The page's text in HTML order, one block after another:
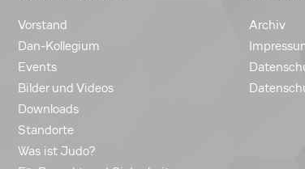
Vorstand
Dan-Kollegium
Events
Bilder und Videos
Downloads
Standorte
Was ist Judo?
Archiv